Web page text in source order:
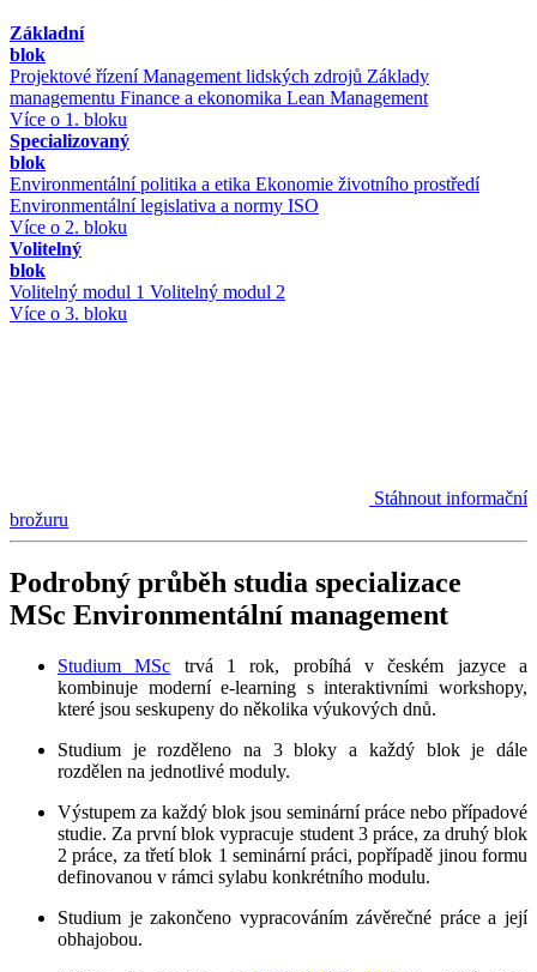
Základní
blok
Projektové řízení Management lidských zdrojů Základy
managementu Finance a ekonomika Lean Management
Více o 1. bloku
Specializovaný
blok
Environmentální politika a etika Ekonomie životního prostředí
Environmentální legislativa a normy ISO
Více o 2. bloku
Volitelný
blok
Volitelný modul 1 Volitelný modul 2
Více o 3. bloku
Stáhnout informační
brožuru
Podrobný průběh studia specializace
MSc Environmentální management
Studium MSc trvá 1 rok, probíhá v českém jazyce a
kombinuje moderní e-learning s interaktivními workshopy,
které jsou seskupeny do několika výukových dnů.
Studium je rozděleno na 3 bloky a každý blok je dále
rozdělen na jednotlivé moduly.
Výstupem za každý blok jsou seminární práce nebo případové
studie. Za první blok vypracuje student 3 práce, za druhý blok
2 práce, za třetí blok 1 seminární práci, popřípadě jinou formu
definovanou v rámci sylabu konkrétního modulu.
Studium je zakončeno vypracováním závěrečné práce a její
obhajobou.